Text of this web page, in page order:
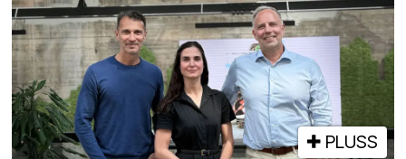
PLUSS